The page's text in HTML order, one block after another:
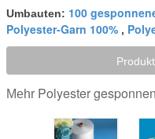
Umbauten: 100
Polyester-Garn 100% ,
Mehr Polyester